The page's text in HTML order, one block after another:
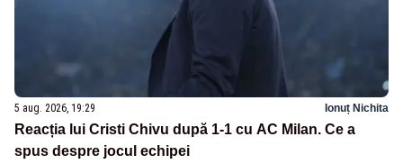
5 aug. 2026, 19:29 Ionuț Nichita
Reacția lui Cristi Chivu după 1-1 cu AC Milan. Ce a
spus despre jocul echipei